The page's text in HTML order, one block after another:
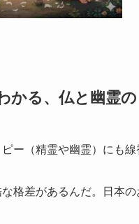
かる、仏と幽霊の
ー（精霊や幽霊）にも
格差があるんだ。日本